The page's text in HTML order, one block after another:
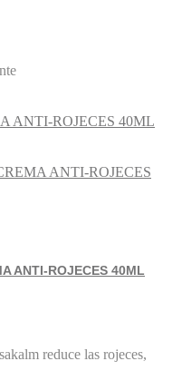
ANTI-ROJECES 40ML
reduce las rojeces,